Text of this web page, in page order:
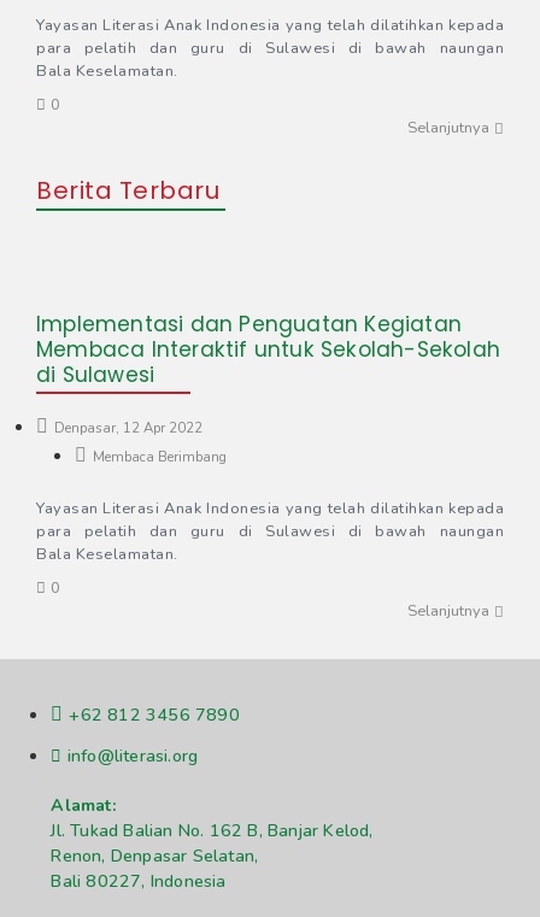
Yayasan Literasi Anak Indonesia yang telah dilatihkan kepada
para pelatih dan guru di Sulawesi di bawah naungan
Bala Keselamatan.
0
Selanjutnya
Berita Terbaru
Implementasi dan Penguatan Kegiatan
Membaca Interaktif untuk Sekolah-Sekolah
di Sulawesi​
Denpasar, 12 Apr 2022
Membaca Berimbang
Yayasan Literasi Anak Indonesia yang telah dilatihkan kepada
para pelatih dan guru di Sulawesi di bawah naungan
Bala Keselamatan.
0
Selanjutnya
+62 812 3456 7890
info@literasi.org
Alamat:
Jl. Tukad Balian No. 162 B, Banjar Kelod,
Renon, Denpasar Selatan,
Bali 80227, Indonesia